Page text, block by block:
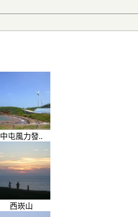
中屯風力發..
西崁山